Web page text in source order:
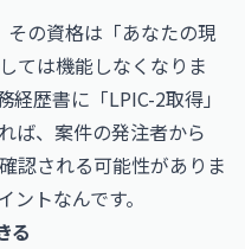
の資格は「あなたの現
ては機能しなくなりま
歴書に「LPIC-2取得」
ば、案件の発注者から
認される可能性がありま
トなんです。
る